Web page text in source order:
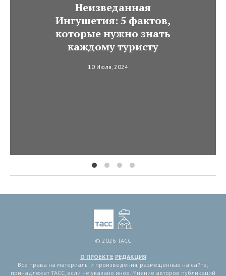
Неизведанная
Ингушетия: 5 фактов,
которые нужно знать
каждому туристу
10 Июля, 2024
© 2026 ТАСС
О ПРОЕКТЕ РЕДАКЦИЯ
Все права на материалы и произведения, размещенные на сайте,
принадлежат ТАСС, если не указано иное. Мнение авторов публикаций